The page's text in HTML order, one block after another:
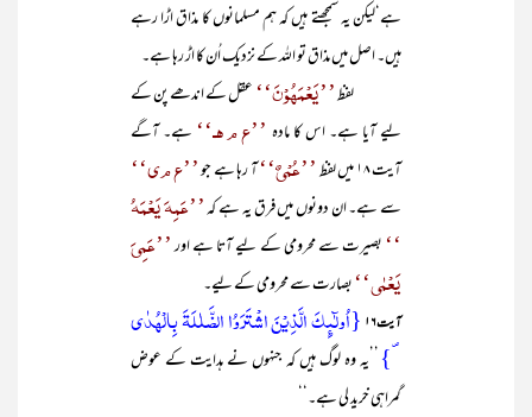
ہے‘لیکن یہ سمجھتے ہیں کہ ہم مسلمانوں کا مذاق اڑا رہے
ہیں۔ اصل میں مذاق تو اللہ کے نزدیک اُن کا اڑ رہا ہے۔
لفظ’’یَعْمَھُوْنَ‘‘عقل کے اندھے پن کے
لیے آیا ہے۔ اس کا مادہ ’’ع م ھـ‘‘ ہے۔ آگے
آیت ۱۸ میں لفظ
’’عُمْیٌ‘‘آ رہا ہے جو’’ع م ی‘‘
سے ہے۔ ان دونوں میں فرق یہ ہے کہ’’عَمِہَ یَعْمَہُ
‘‘بصیرت سے محرومی کے لیے آتا ہے اور’’عَمِیَ
یَعْمٰی‘‘بصارت سے محرومی کے لیے۔
آیت۱۶
{اُولٰٓئِکَ الَّذِیۡنَ اشۡتَرَوُا الضَّلٰلَۃَ بِالۡہُدٰی
۪} ’’یہ وہ لوگ ہیں کہ جنہوں نے ہدایت کے عوض
گمراہی خرید لی ہے۔‘‘